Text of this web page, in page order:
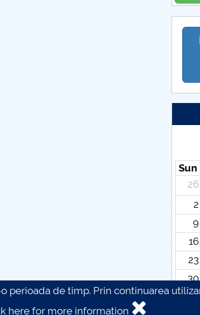
Sun
26
2
9
16
23
30
perioada de timp. Prin continuarea
here for more information